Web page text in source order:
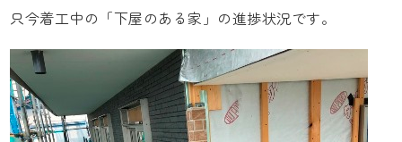
只今着工中の「下屋のある家」の進捗状況です。